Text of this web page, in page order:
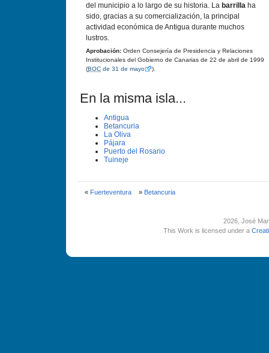
del municipio a lo largo de su historia. La barrilla ha
sido, gracias a su comercialización, la principal
actividad económica de Antigua durante muchos
lustros.
Aprobación: Orden Consejerí­a de Presidencia y Relaciones
Institucionales del Gobierno de Canarias de 22 de abril de 1999
(BOC de 31 de mayo ).
En la misma isla...
Antigua
Betancuria
La Oliva
Pájara
Puerto del Rosario
Tuineje
« Fuerteventura» Betancuria
2026, José
This Work is licensed under a